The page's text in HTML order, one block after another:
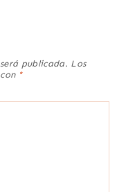
publicada. Los
*